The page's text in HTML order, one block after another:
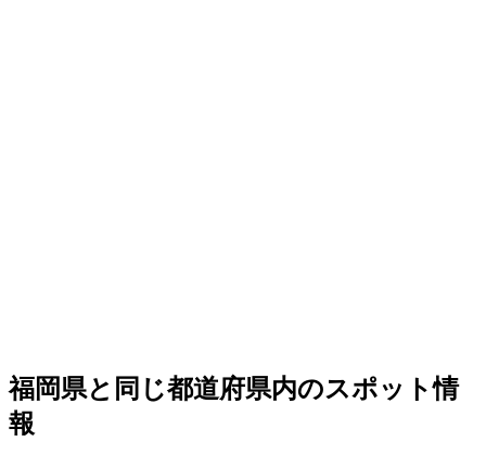
福岡県と同じ都道府県内のスポット情
報